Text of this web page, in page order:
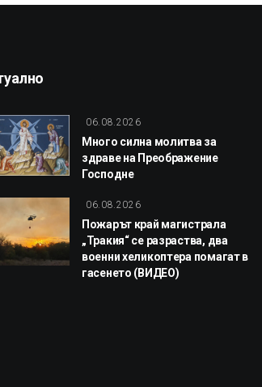
06.08.2026
Много силна молитва за
здраве на Преображение
Господне
06.08.2026
Пожарът край магистрала
„Тракия“ се разраства, два
военни хеликоптера помагат в
гасенето (ВИДЕО)